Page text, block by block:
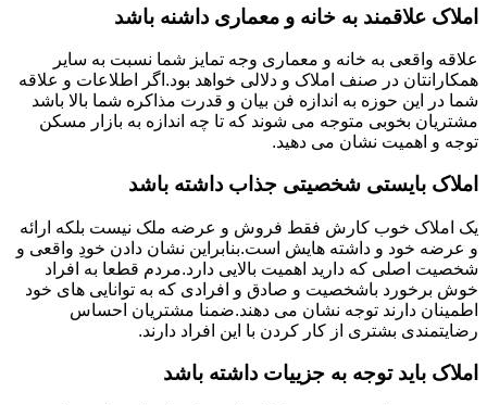
املاک علاقمند به خانه و معماری داشنه باشد
علاقه واقعی به خانه و معماری وجه تمایز شما نسبت به سایر
همکارانتان در صنف املاک و دلالی خواهد بود.اگر اطلاعات و علاقه
شما در این حوزه به اندازه فن بیان و قدرت مذاکره شما بالا باشد
مشتریان بخوبی متوجه می شوند که تا چه اندازه به بازار مسکن
توجه و اهمیت نشان می دهید.
املاک بایستی شخصیتی جذاب داشته باشد
یک املاک خوب کارش فقط فروش و عرضه ملک نیست بلکه ارائه
و عرضه خود و داشته هایش است.بنابراین نشان دادن خودِ واقعی و
شخصیت اصلی که دارید اهمیت بالایی دارد.مردم قطعا به افراد
خوش برخورد باشخصیت و صادق و افرادی که به توانایی های خود
اطمینان دارند توجه نشان می دهند.ضمنا مشتریان احساس
رضایتمندی بشتری از کار کردن با این افراد دارند.
املاک باید توجه به جزییات داشته باشد